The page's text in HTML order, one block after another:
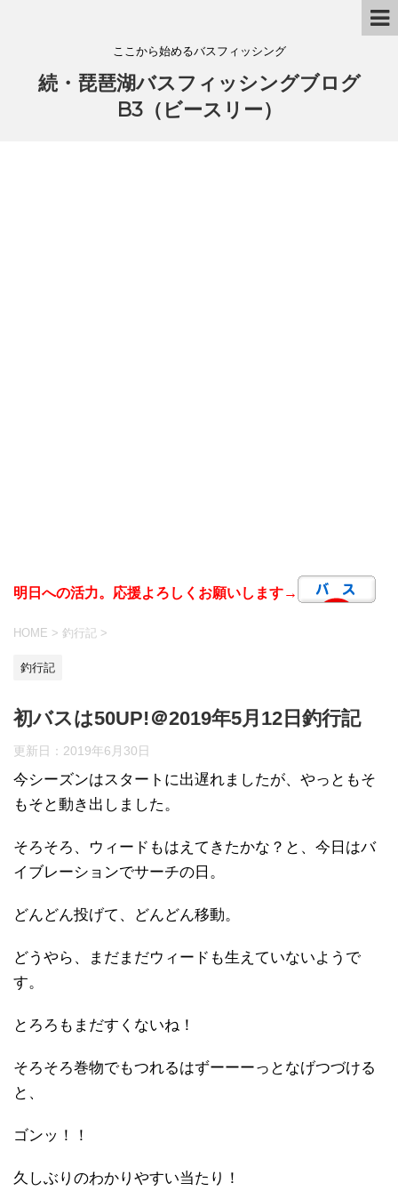
ここから始めるバスフィッシング
続・琵琶湖バスフィッシングブログ
B3（ビースリー）
明日への活力。応援よろしくお願いします→
HOME > 釣行記 >
釣行記
初バスは50UP!＠2019年5月12日釣行記
更新日： 2019年6月30日
今シーズンはスタートに出遅れましたが、やっともそ
もそと動き出しました。
そろそろ、ウィードもはえてきたかな？と、今日はバ
イブレーションでサーチの日。
どんどん投げて、どんどん移動。
どうやら、まだまだウィードも生えていないようで
す。
とろろもまだすくないね！
そろそろ巻物でもつれるはずーーーっとなげつづける
と、
ゴンッ！！
久しぶりのわかりやすい当たり！